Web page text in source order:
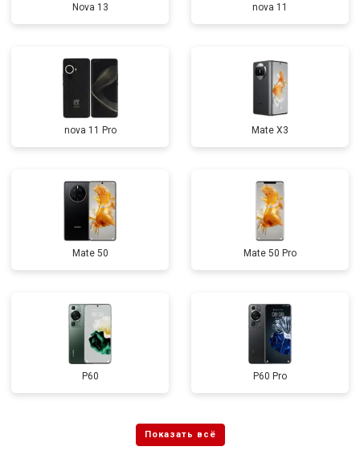
Nova 13 nova 11
nova 11 Pro Mate X3
Mate 50 Mate 50 Pro
P60 P60 Pro